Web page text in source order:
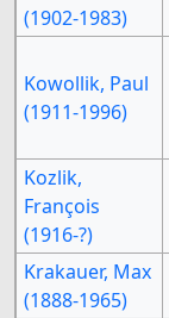
(1902-1983)
Kowollik, Paul
(1911-1996)
Kozlik,
François
(1916-?)
Krakauer, Max
(1888-1965)